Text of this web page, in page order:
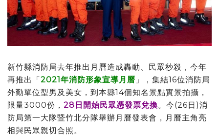
新竹縣消防局去年推出月曆造成轟動、民眾秒殺，今年
再推出「2021年消防形象宣導月曆 」，集結16位消防局
外勤單位型男及美女，到本縣14個知名景點實景拍攝，
限量3000份， 28日開始民眾憑發票兌換。今(26日)消
防局第一大隊暨竹北分隊舉辦月曆發表會，月曆主角亮
相與民眾親切合照。